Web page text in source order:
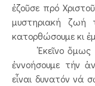
ἐζοῦσε πρό
μυστηριακή ζωή
κατορθώσουμε κι
᾿Εκεῖνο ὅμως
ἐννοήσουμε τήν
εἶναι δυνατόν νά